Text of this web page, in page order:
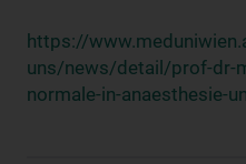
https://
uns/news/detail/prof-dr-
normale-in-anaesthesie-